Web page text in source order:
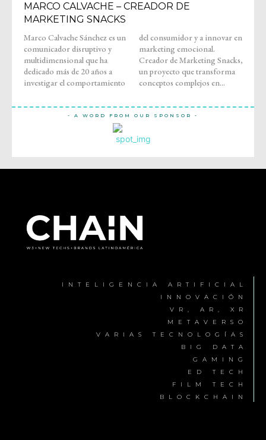
MARCO CALVACHE – CREADOR DE
MARKETING SNACKS
Marco Calvache Sánchez es un
comunicador disruptivo y
multidimensional que ha
dedicado más de 20 años a
investigar el comportamiento
del consumidor y a innovar en
marketing emocional.
Creador de Marketing Snacks,
un proyecto que transforma
conceptos complejos en...
- A WORD FROM OUR SPONSOR -
INTELIGENCIA ARTIFICIAL
INNOVACIÓN
VR, AR, XR
METAVERSO
VARIAS TECNOLOGÍAS
BIG DATA
GAMING
ED TECH
FILM TECH
BLOCKCHAIN